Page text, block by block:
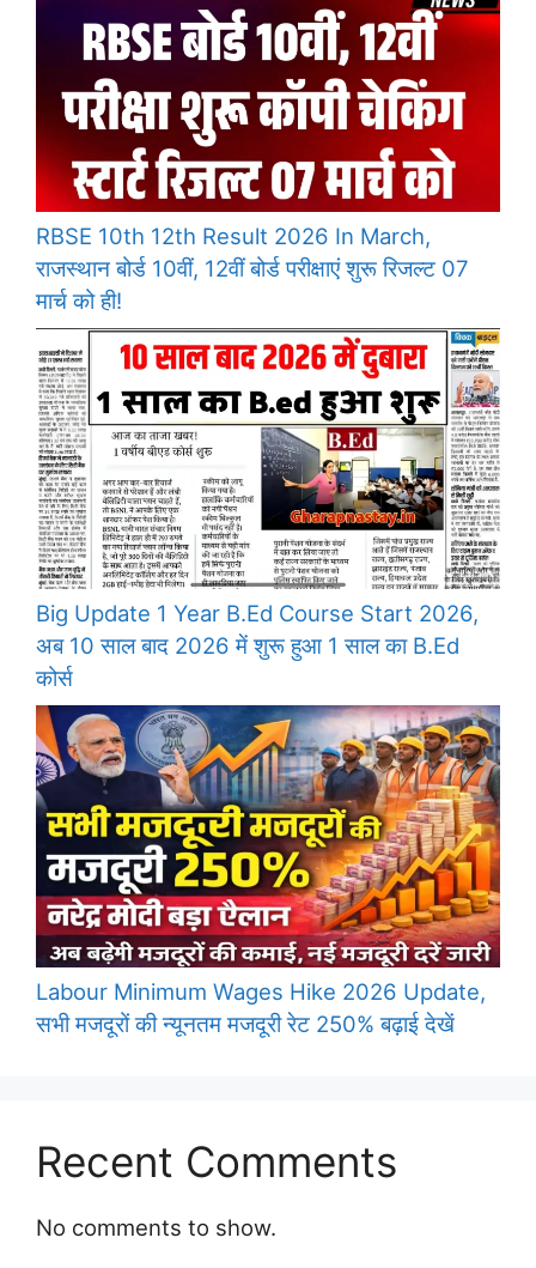
RBSE 10th 12th Result 2026 In March,
राजस्थान बोर्ड 10वीं, 12वीं बोर्ड परीक्षाएं शुरू रिजल्ट 07
मार्च को ही!
Big Update 1 Year B.Ed Course Start 2026,
अब 10 साल बाद 2026 में शुरू हुआ 1 साल का B.Ed
कोर्स
Labour Minimum Wages Hike 2026 Update,
सभी मजदूरों की न्यूनतम मजदूरी रेट 250% बढ़ाई देखें
Recent Comments
No comments to show.